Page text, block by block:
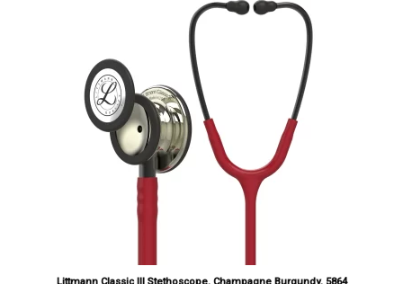
Littmann Classic III Stethoscope, Champagne Burgundy, 5864